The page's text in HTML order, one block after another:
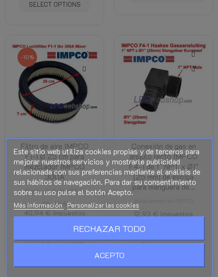
SELECT OPTIONS
-10%
Filtro de aire IMPCO
F1-1 Ø 25 cm para
mezclador IMPCO
300A
Piezas GLP de IMPCO
45,48 €
40,94 € impuestos
AÑADIR A LA CESTA
Conexión de gas en
ángulo recto IMPCO
F4-1 de 1” NPT x Ø1”
(25 mm) de espiga
para manguera de...
12,93 € impuestos
AÑADIR A LA CESTA
Este sitio web utiliza cookies propias y de terceros para
mejorar nuestros servicios y mostrarle publicidad
relacionada con sus preferencias mediante el análisis de
sus hábitos de navegación. Para dar su consentimiento
sobre su uso pulse el botón Acepto.
Más información Personalizar las cookies
RECHAZAR TODO
ACEPTO